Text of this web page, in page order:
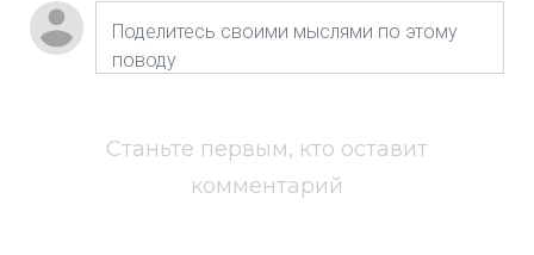
Станьте первым, кто оставит
комментарий